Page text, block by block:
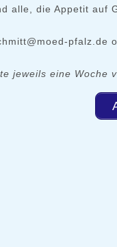
alle, die Appetit auf
pfalz.de
jeweils eine Woche